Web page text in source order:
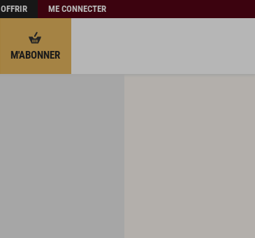
OFFRIR ME CONNECTER
M'ABONNER